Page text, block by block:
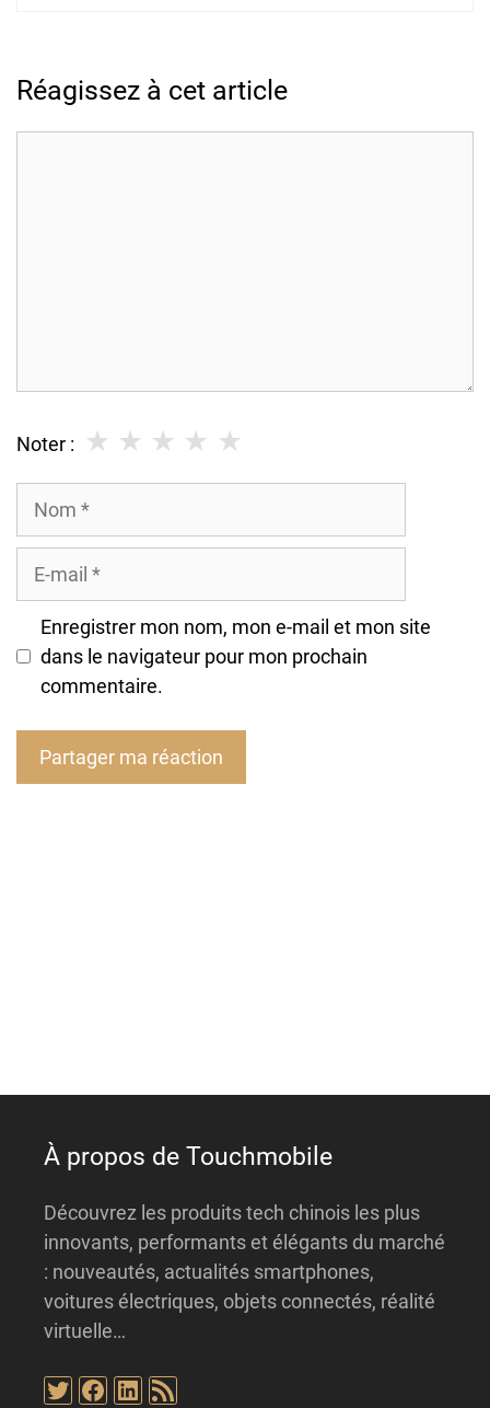
Réagissez à cet article
Noter : ★
★
★
★
★
Nom
Enregistrer mon nom, mon e-mail et mon site
dans le navigateur pour mon prochain
commentaire.
À propos de Touchmobile
Découvrez les produits tech chinois les plus
innovants, performants et élégants du marché
: nouveautés, actualités smartphones,
voitures électriques, objets connectés, réalité
virtuelle…
Twitter
Facebook
LinkedIn
Flux RSS